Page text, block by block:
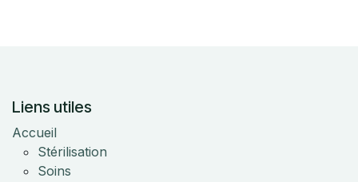
Liens utiles
Accueil
Stérilisation
Soins